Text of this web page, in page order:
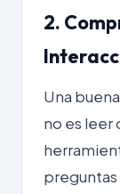
2.
Una
no es leer